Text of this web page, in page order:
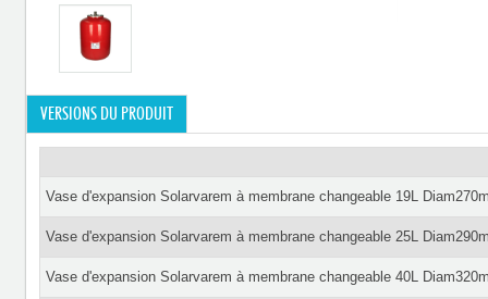
VERSIONS DU PRODUIT
Vase d'expansion Solarvarem à membrane changeable 19L
Vase d'expansion Solarvarem à membrane changeable 25L
Vase d'expansion Solarvarem à membrane changeable 40L